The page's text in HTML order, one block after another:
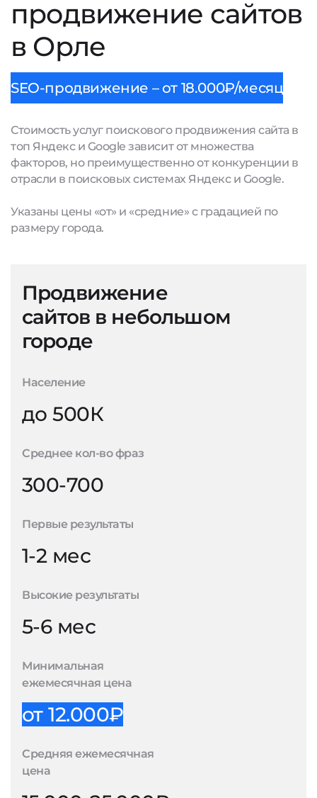
продвижение сайтов
в Орле
SEO-продвижение – от 18.000₽/месяц
Стоимость услуг поискового продвижения сайта в
топ Яндекс и Google зависит от множества
факторов, но преимущественно от конкуренции в
отрасли в поисковых системах Яндекс и Google.
Указаны цены «от» и «средние» с градацией по
размеру города.
Продвижение
сайтов в небольшом
городе
Население
до 500К
Среднее кол-во фраз
300-700
Первые результаты
1-2 мес
Высокие результаты
5-6 мес
Минимальная
ежемесячная цена
от 12.000₽
Средняя ежемесячная
цена